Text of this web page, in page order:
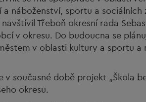
náboženství, sportu a sociálních
Třeboň okresní rada
v okresu. Do budoucna se
v oblasti kultury a sportu a
v současné době projekt „Škola
okresu.